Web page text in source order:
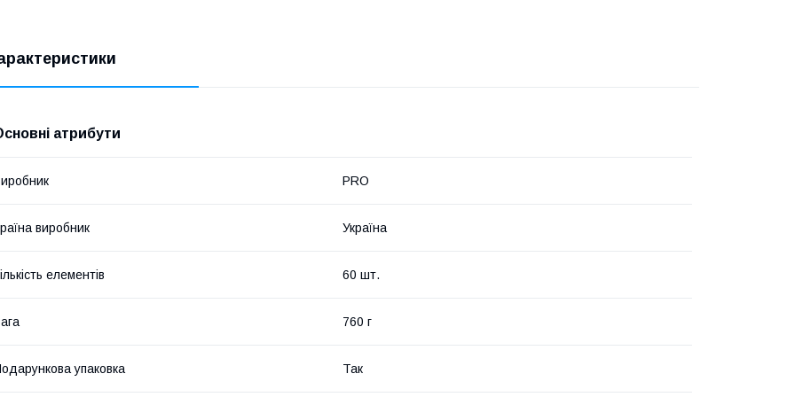
атрибути
PRO
виробник Україна
елементів 60 шт.
760 г
упаковка Так